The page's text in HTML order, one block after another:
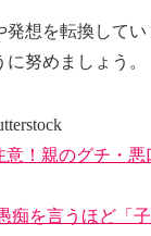
発想を転換して
努めましょう。
！親のグチ・悪
痴を言うほど「